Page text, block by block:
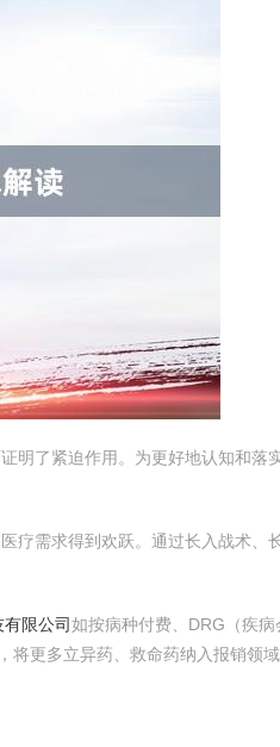
明了紧迫作用。为更好地认知和落
疗需求得到欢跃。通过长入战术、
限公司如按病种付费、DRG（疾病
将更多立异药、救命药纳入报销领